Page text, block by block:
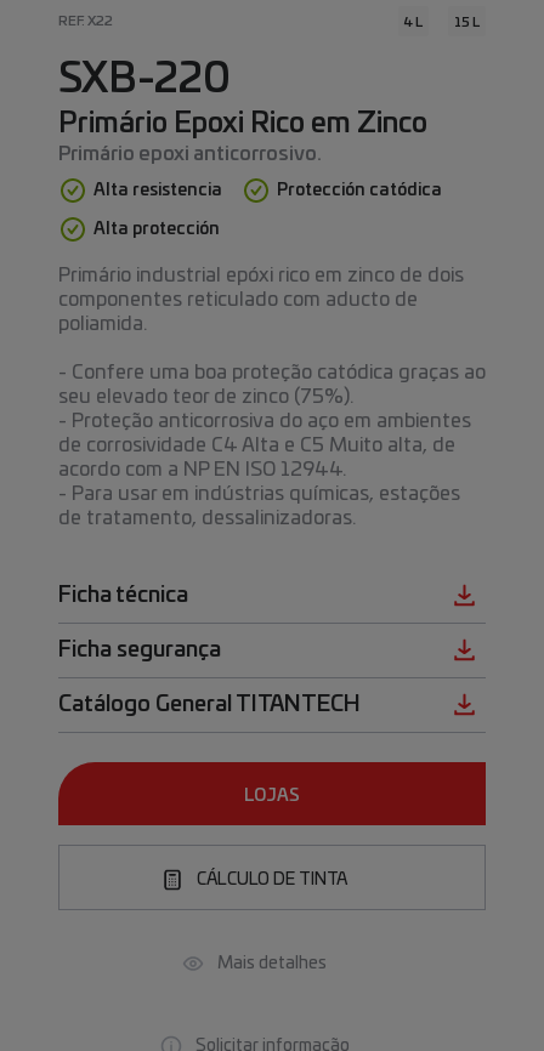
REF. X22 4 L 15 L
SXB-220
Primário Epoxi Rico em Zinco
Primário epoxi anticorrosivo.
Alta resistencia Protección catódica
Alta protección
Primário industrial epóxi rico em zinco de dois
componentes reticulado com aducto de
poliamida.
- Confere uma boa proteção catódica graças ao
seu elevado teor de zinco (75%).
- Proteção anticorrosiva do aço em ambientes
de corrosividade C4 Alta e C5 Muito alta, de
acordo com a NP EN ISO 12944.
- Para usar em indústrias químicas, estações
de tratamento, dessalinizadoras.
Ficha técnica
Ficha segurança
Catálogo General TITANTECH
LOJAS
CÁLCULO DE TINTA
Mais detalhes
Solicitar informação